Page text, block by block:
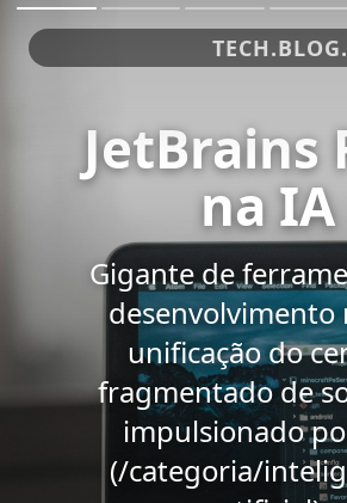
JetBrains
na IA
Gigante de
desenvolvimento
unificação do
fragmentado de
impulsionado
(/categoria/